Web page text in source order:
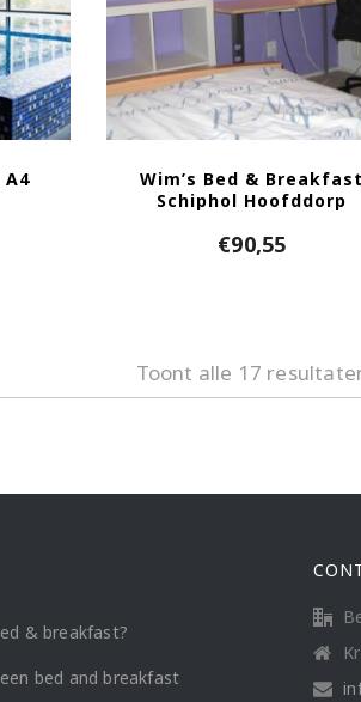
Wim’s Bed & Breakfast
Schiphol Hoofddorp
€90,55
Toont alle 17
& breakfast?
bed and breakfast